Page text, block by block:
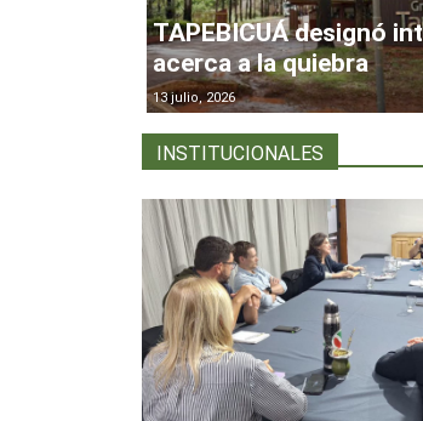
TAPEBICUÁ designó
acerca a la quiebra
13 julio, 2026
INSTITUCIONALES